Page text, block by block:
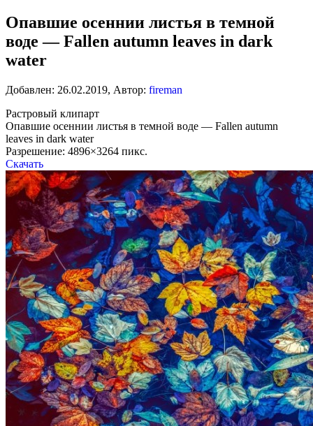
Опавшие осеннии листья в темной
воде — Fallen autumn leaves in dark
water
Добавлен: 26.02.2019, Автор: fireman
Растровый клипарт
Опавшие осеннии листья в темной воде — Fallen autumn
leaves in dark water
Разрешение: 4896×3264 пикс.
Скачать